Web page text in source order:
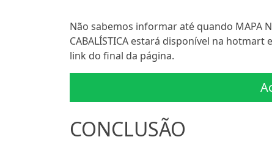
Não sabemos informar até quando MAPA
CABALÍSTICA estará disponível na
link do final da página.
CONCLUSÃO